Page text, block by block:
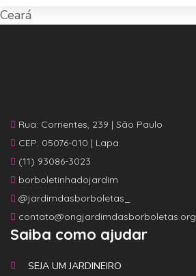
Ceará
Rua: Corrientes, 239 | São Paulo
CEP: 05076-010 | Lapa
(11) 93086-3023
borboletinhadojardim
@jardimdasborboletas_
contato@ongjardimdasborboletas.org
Saiba como ajudar
SEJA UM JARDINEIRO